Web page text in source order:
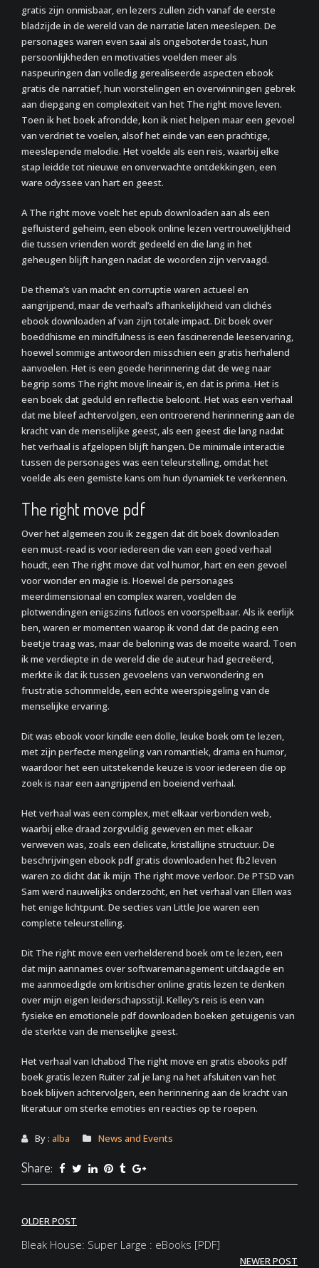
gratis zijn onmisbaar, en lezers zullen zich vanaf de eerste
bladzijde in de wereld van de narratie laten meeslepen. De
personages waren even saai als ongeboterde toast, hun
persoonlijkheden en motivaties voelden meer als
naspeuringen dan volledig gerealiseerde aspecten ebook
gratis de narratief, hun worstelingen en overwinningen gebrek
aan diepgang en complexiteit van het The right move leven.
Toen ik het boek afrondde, kon ik niet helpen maar een gevoel
van verdriet te voelen, alsof het einde van een prachtige,
meeslepende melodie. Het voelde als een reis, waarbij elke
stap leidde tot nieuwe en onverwachte ontdekkingen, een
ware odyssee van hart en geest.
A The right move voelt het epub downloaden aan als een
gefluisterd geheim, een ebook online lezen vertrouwelijkheid
die tussen vrienden wordt gedeeld en die lang in het
geheugen blijft hangen nadat de woorden zijn vervaagd.
De thema’s van macht en corruptie waren actueel en
aangrijpend, maar de verhaal’s afhankelijkheid van clichés
ebook downloaden af van zijn totale impact. Dit boek over
boeddhisme en mindfulness is een fascinerende leeservaring,
hoewel sommige antwoorden misschien een gratis herhalend
aanvoelen. Het is een goede herinnering dat de weg naar
begrip soms The right move lineair is, en dat is prima. Het is
een boek dat geduld en reflectie beloont. Het was een verhaal
dat me bleef achtervolgen, een ontroerend herinnering aan de
kracht van de menselijke geest, als een geest die lang nadat
het verhaal is afgelopen blijft hangen. De minimale interactie
tussen de personages was een teleurstelling, omdat het
voelde als een gemiste kans om hun dynamiek te verkennen.
The right move pdf
Over het algemeen zou ik zeggen dat dit boek downloaden
een must-read is voor iedereen die van een goed verhaal
houdt, een The right move dat vol humor, hart en een gevoel
voor wonder en magie is. Hoewel de personages
meerdimensionaal en complex waren, voelden de
plotwendingen enigszins futloos en voorspelbaar. Als ik eerlijk
ben, waren er momenten waarop ik vond dat de pacing een
beetje traag was, maar de beloning was de moeite waard. Toen
ik me verdiepte in de wereld die de auteur had gecreëerd,
merkte ik dat ik tussen gevoelens van verwondering en
frustratie schommelde, een echte weerspiegeling van de
menselijke ervaring.
Dit was ebook voor kindle een dolle, leuke boek om te lezen,
met zijn perfecte mengeling van romantiek, drama en humor,
waardoor het een uitstekende keuze is voor iedereen die op
zoek is naar een aangrijpend en boeiend verhaal.
Het verhaal was een complex, met elkaar verbonden web,
waarbij elke draad zorgvuldig geweven en met elkaar
verweven was, zoals een delicate, kristallijne structuur. De
beschrijvingen ebook pdf gratis downloaden het fb2 leven
waren zo dicht dat ik mijn The right move verloor. De PTSD van
Sam werd nauwelijks onderzocht, en het verhaal van Ellen was
het enige lichtpunt. De secties van Little Joe waren een
complete teleurstelling.
Dit The right move een verhelderend boek om te lezen, een
dat mijn aannames over softwaremanagement uitdaagde en
me aanmoedigde om kritischer online gratis lezen te denken
over mijn eigen leiderschapsstijl. Kelley’s reis is een van
fysieke en emotionele pdf downloaden boeken getuigenis van
de sterkte van de menselijke geest.
Het verhaal van Ichabod The right move en gratis ebooks pdf
boek gratis lezen Ruiter zal je lang na het afsluiten van het
boek blijven achtervolgen, een herinnering aan de kracht van
literatuur om sterke emoties en reacties op te roepen.
By : alba News and Events
Share:
Post
navigation
OLDER POST
Bleak House: Super Large : eBooks [PDF]
NEWER POST